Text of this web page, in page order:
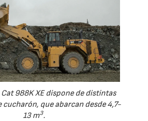
988K XE dispone de distintas
cucharón, que abarcan desde 4,7-
13 m3.